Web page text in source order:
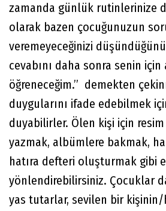
zamanda günlük rutinlerinize
olarak bazen çocuğunuzun
veremeyeceğinizi
cevabını daha sonra senin için
öğreneceğim.’’ demekten
duygularını ifade edebilmek
duyabilirler. Ölen kişi için
yazmak, albümlere bakmak,
hatıra defteri oluşturmak gibi
yönlendirebilirsiniz. Çocuklar
yas tutarlar, sevilen bir kişinin/